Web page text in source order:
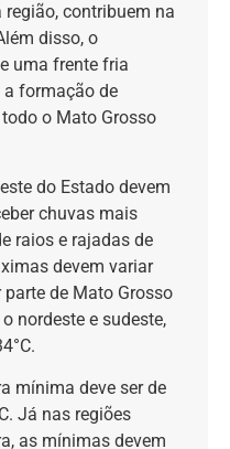
contribuem na
disso, o
uma frente fria
formação de
o Mato Grosso
do Estado devem
chuvas mais
raios e rajadas de
devem variar
parte de Mato Grosso
nordeste e sudeste,
mínima deve ser de
Já nas regiões
as mínimas devem